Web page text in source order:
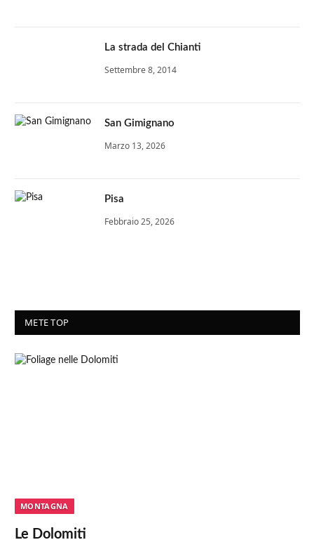
La strada del Chianti
Settembre 8, 2014
San Gimignano
Marzo 13, 2026
Pisa
Febbraio 25, 2026
METE TOP
MONTAGNA
Le Dolomiti